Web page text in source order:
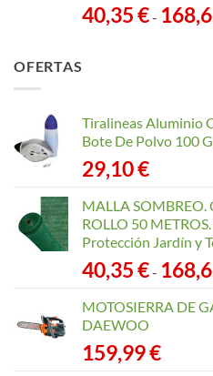
40,35€-
OFERTAS
Tiralineas Aluminio
Bote De Polvo 100
29,10€
MALLA SOMBREO.
ROLLO 50
Protección Jardín y
40,35€-
MOTOSIERRA DE
DAEWOO
159,99€